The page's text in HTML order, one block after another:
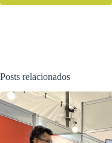
Posts relacionados